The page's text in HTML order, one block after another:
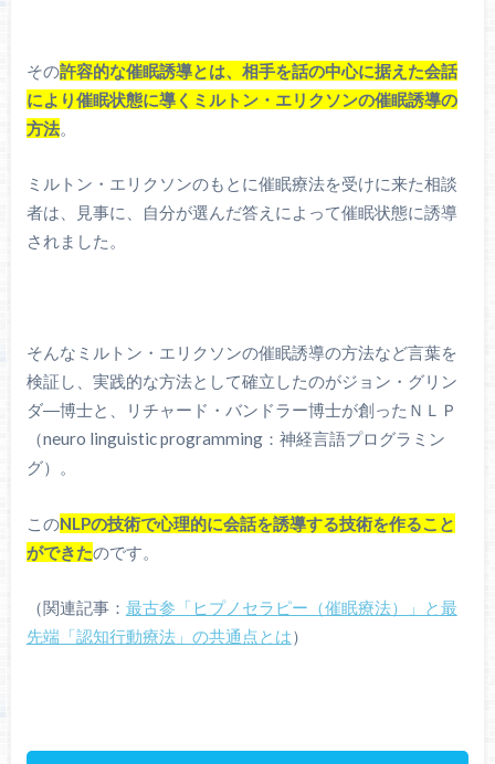
その許容的な催眠誘導とは、相手を話の中心に据えた会話
により催眠状態に導くミルトン・エリクソンの催眠誘導の
方法。
ミルトン・エリクソンのもとに催眠療法を受けに来た相談
者は、見事に、自分が選んだ答えによって催眠状態に誘導
されました。
そんなミルトン・エリクソンの催眠誘導の方法など言葉を
検証し、実践的な方法として確立したのがジョン・グリン
ダ―博士と、リチャード・バンドラー博士が創ったＮＬＰ
（neuro linguistic programming：神経言語プログラミン
グ）。
このNLPの技術で心理的に会話を誘導する技術を作ること
ができたのです。
（関連記事： 最古参「ヒプノセラピー（催眠療法）」と最
先端「認知行動療法」の共通点とは）